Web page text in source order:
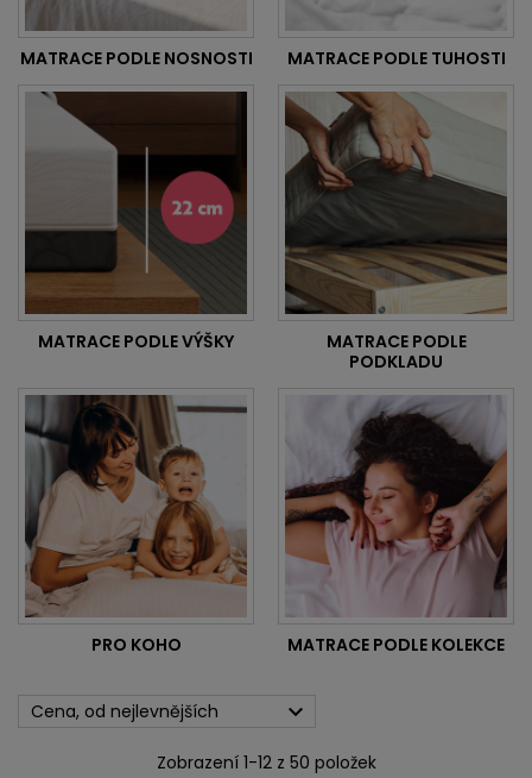
MATRACE PODLE NOSNOSTI MATRACE PODLE TUHOSTI
MATRACE PODLE VÝŠKY
MATRACE PODLE
PODKLADU
PRO KOHO MATRACE PODLE KOLEKCE
Cena, od nejlevnějších 
Zobrazení 1-12 z 50 položek